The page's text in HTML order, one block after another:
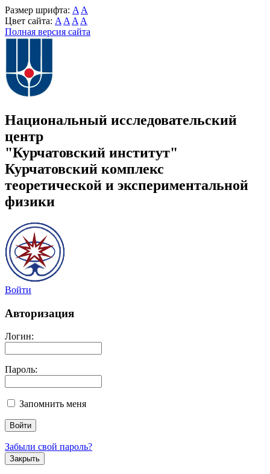
Размер шрифта: A A
Цвет сайта: A A A A
Полная версия сайта
Национальный исследовательский
центр
"Курчатовский институт"
Курчатовский комплекс
теоретической и экспериментальной
физики
Войти
Авторизация
Логин:
Пароль:
Запомнить меня
Забыли свой пароль?
Закрыть